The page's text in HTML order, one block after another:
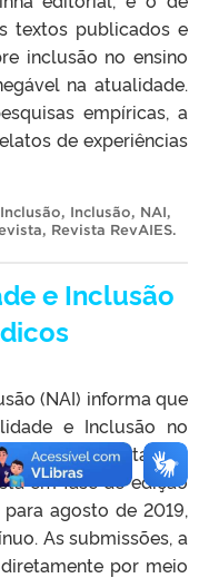
textos publicados e
inclusão no ensino
na atualidade.
empíricas, a
de experiências
, Inclusão, NAI,
, Revista RevAIES.
e Inclusão
(NAI) informa que
e Inclusão no
no Portal de
em fase de edição
agosto de 2019,
As submissões, a
por meio